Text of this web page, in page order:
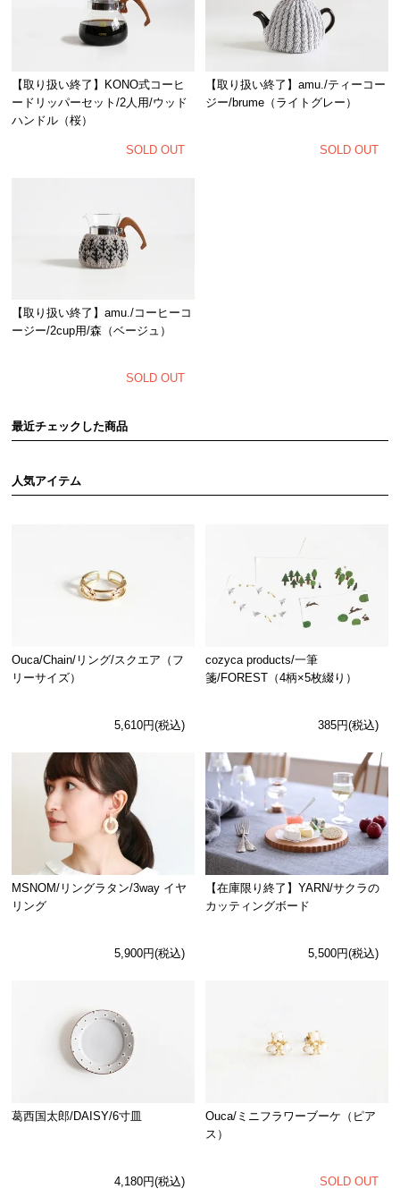
【取り扱い終了】KONO式コーヒ
ードリッパーセット/2人用/ウッド
ハンドル（桜）
SOLD OUT
【取り扱い終了】amu./ティーコー
ジー/brume（ライトグレー）
SOLD OUT
【取り扱い終了】amu./コーヒーコ
ージー/2cup用/森（ベージュ）
SOLD OUT
最近チェックした商品
人気アイテム
Ouca/Chain/リング/スクエア（フ
リーサイズ）
5,610円(税込)
cozyca products/一筆
箋/FOREST（4柄×5枚綴り）
385円(税込)
MSNOM/リングラタン/3way イヤ
リング
5,900円(税込)
【在庫限り終了】YARN/サクラの
カッティングボード
5,500円(税込)
葛西国太郎/DAISY/6寸皿
4,180円(税込)
Ouca/ミニフラワーブーケ（ピア
ス）
SOLD OUT